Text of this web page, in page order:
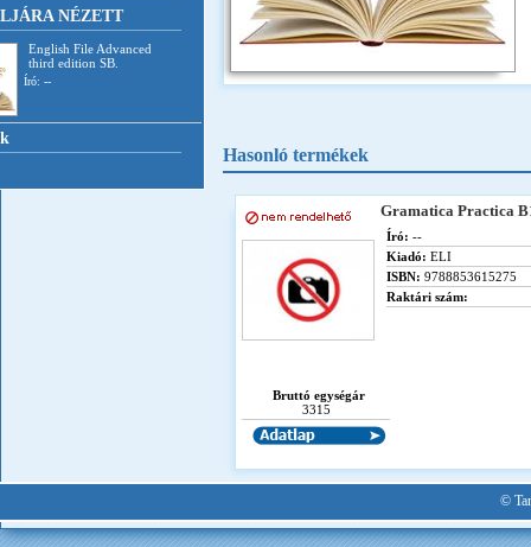
NÉZETT
English File Advanced
third edition SB.
Író: --
Hasonló termékek
Gramatica Practica
Író: --
Kiadó: ELI
ISBN: 9788853615275
Raktári szám:
Bruttó egységár
3315
©